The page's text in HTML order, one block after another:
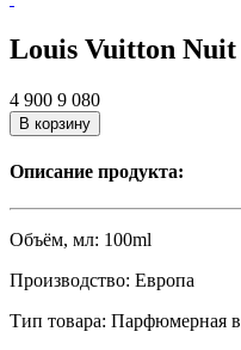
Louis Vuitton Nuit
4 900 9 080
В корзину
Описание продукта:
Объём, мл: 100ml
Производство: Европа
Тип товара: Парфюмерная